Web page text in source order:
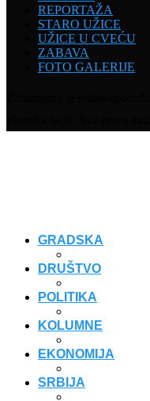
REPORTAŽA
STARO UŽICE
UŽICE U CVEĆU
ZABAVA
FOTO GALERIJE
GRADSKA
DRUŠTVO
POLITIKA
KOLUMNE
EKONOMIJA
SRBIJA